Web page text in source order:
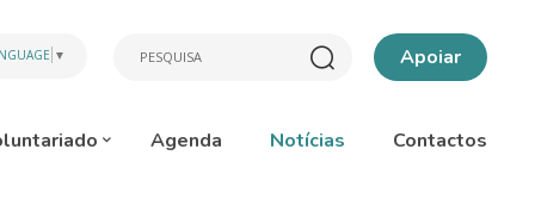
▼ Apoiar
Agenda Notícias Contactos